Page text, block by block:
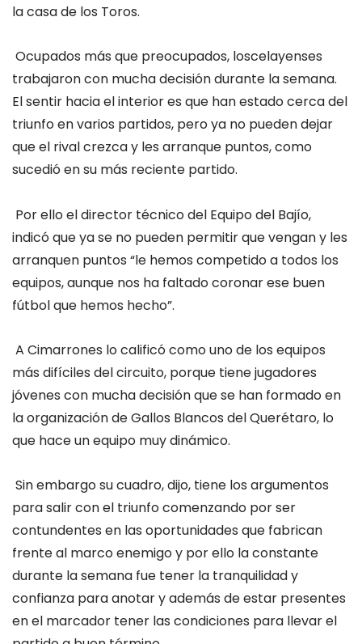
la casa de los Toros.
Ocupados más que preocupados, loscelayenses
trabajaron con mucha decisión durante la semana.
El sentir hacia el interior es que han estado cerca del
triunfo en varios partidos, pero ya no pueden dejar
que el rival crezca y les arranque puntos, como
sucedió en su más reciente partido.
Por ello el director técnico del Equipo del Bajío,
indicó que ya se no pueden permitir que vengan y les
arranquen puntos “le hemos competido a todos los
equipos, aunque nos ha faltado coronar ese buen
fútbol que hemos hecho”.
A Cimarrones lo calificó como uno de los equipos
más difíciles del circuito, porque tiene jugadores
jóvenes con mucha decisión que se han formado en
la organización de Gallos Blancos del Querétaro, lo
que hace un equipo muy dinámico.
Sin embargo su cuadro, dijo, tiene los argumentos
para salir con el triunfo comenzando por ser
contundentes en las oportunidades que fabrican
frente al marco enemigo y por ello la constante
durante la semana fue tener la tranquilidad y
confianza para anotar y además de estar presentes
en el marcador tener las condiciones para llevar el